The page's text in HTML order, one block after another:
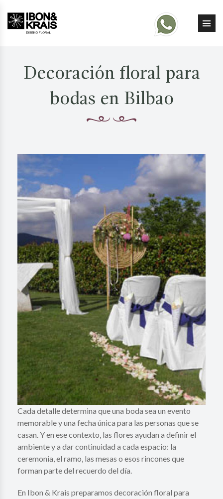
Decoración floral para
bodas en Bilbao
Cada detalle determina que una boda sea un evento
memorable y una fecha única para las personas que se
casan. Y en ese contexto, las flores ayudan a definir el
ambiente y a dar continuidad a cada espacio: la
ceremonia, el ramo, las mesas o esos rincones que
forman parte del recuerdo del día.
En Ibon & Krais preparamos decoración floral para